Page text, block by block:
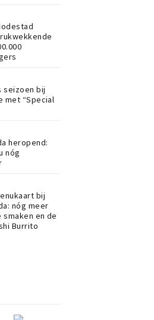
seizoen bij
met “Special
heropend:
nóg
bij
nóg meer
en de
Burrito